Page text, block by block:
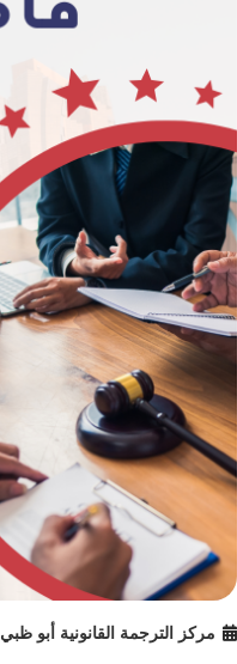
مركز الترجمة القانونية أبو ظبي